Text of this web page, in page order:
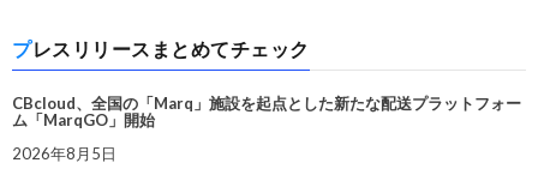
プレスリリースまとめてチェック
CBcloud、全国の「Marq」施設を起点とした新たな配送プラットフォー
ム「MarqGO」開始
2026年8月5日